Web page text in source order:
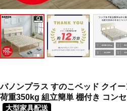
バノンプラス すのこベッド クイ
荷重350kg 組立簡単 棚付き コン
大型家具配送